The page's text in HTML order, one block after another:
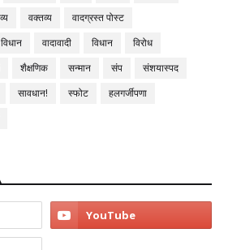
वक्तव्य
वादग्रस्त पोस्ट
वादावादी विधान
विरोध
शैक्षणिक सन्मान संप
संशयास्पद
सावधान! स्फोट
हलगर्जीपणा